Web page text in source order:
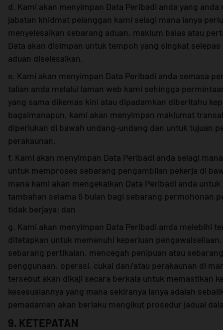
d. Kami akan menyimpan Data Peribadi anda yang
jabatan khidmat pelanggan kami selagi mana ianya
menyelesaikan sebarang aduan, maklum balas atau
Data akan disimpan untuk tempoh yang singkat
aduan diselesaikan.
e. Kami akan menyimpan Data Peribadi anda semasa
talian anda melalui laman web kami sehingga
yang sama dikemas kini atau dipadamkan diberitahu
bagaimanapun, kami akan menyimpan maklumat
diperlukan di bawah undang-undang dan untuk tujuan
perakaunan.
f. Kami akan menyimpan Data Peribadi anda selagi
untuk memproses sebarang pengambilan pekerja di
mana kami akan mengekalkan Data Peribadi anda
tambahan selama 6 bulan bagi sebarang permohonan
tidak berjaya; dan
g. Kami akan menyimpan Data Peribadi anda melebihi
ditetapkan untuk memenuhi keperluan
sebarang pertikaian, mencegah penipuan atau
penggunaan, operasi, cukai dan/atau perakaunan di
tersebut akan dikaji secara berkala untuk memastikan
kesesuaiannya yang mana sekiranya ianya adalah
pemadaman akan berlaku mengikut prosedur jadual
9. KETEPATAN